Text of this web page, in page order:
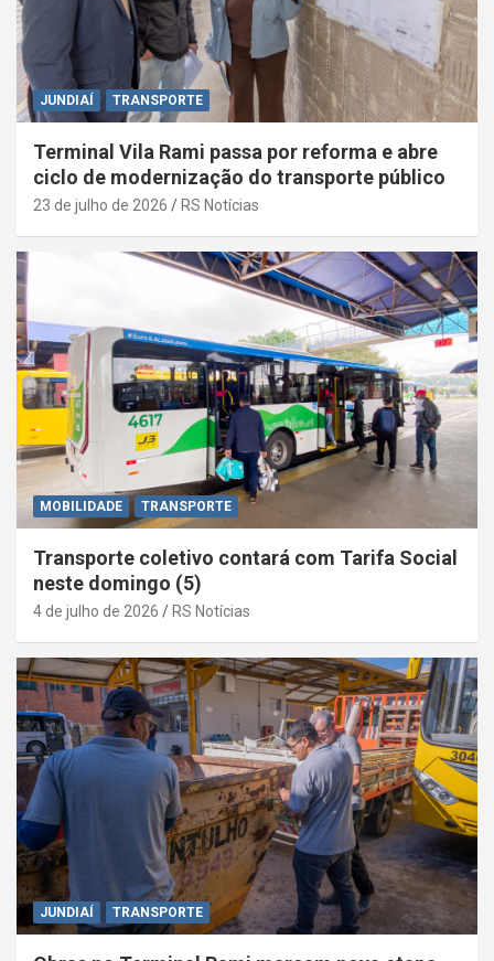
JUNDIAÍ TRANSPORTE
Terminal Vila Rami passa por reforma e abre
ciclo de modernização do transporte público
23 de julho de 2026 RS Notícias
MOBILIDADE TRANSPORTE
Transporte coletivo contará com Tarifa Social
neste domingo (5)
4 de julho de 2026 RS Notícias
JUNDIAÍ TRANSPORTE